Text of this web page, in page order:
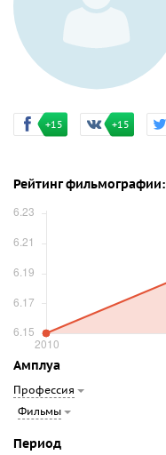
+15 +15
Рейтинг фильмографии:
Амплуа
Профессия
Фильмы
Период